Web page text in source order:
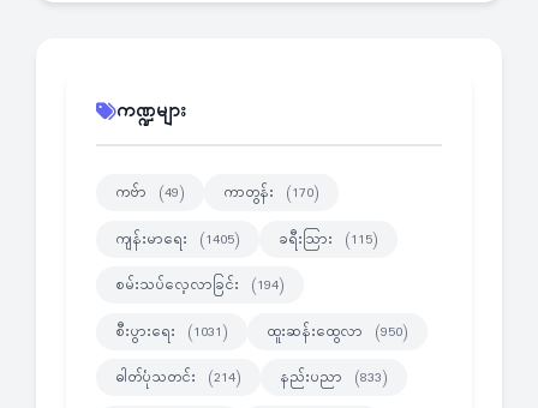
ကဏ္ဍများ
ကဗ်ာ (49) ကာတွန်း (170)
ကျန်းမာရေး (1405) ခရီးသြား (115)
စမ်းသပ်လေ့လာခြင်း (194)
စီးပွားရေး (1031) ထူးဆန်းထွေလာ (950)
ဓါတ်ပုံသတင်း (214) နည်းပညာ (833)